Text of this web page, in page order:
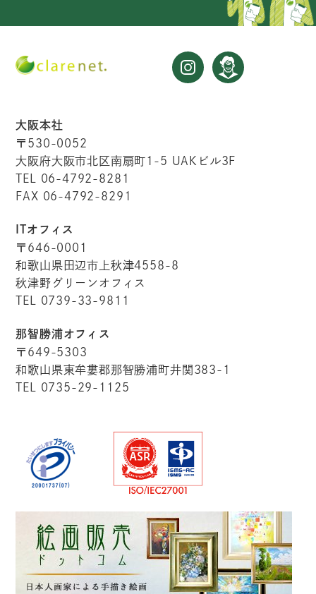
大阪本社
〒530-0052
大阪府大阪市北区南扇町1-5 UAKビル3F
TEL 06-4792-8281
FAX 06-4792-8291
ITオフィス
〒646-0001
和歌山県田辺市上秋津4558-8
秋津野グリーンオフィス
TEL 0739-33-9811
那智勝浦オフィス
〒649-5303
和歌山県東牟婁郡那智勝浦町井関383-1
TEL 0735-29-1125